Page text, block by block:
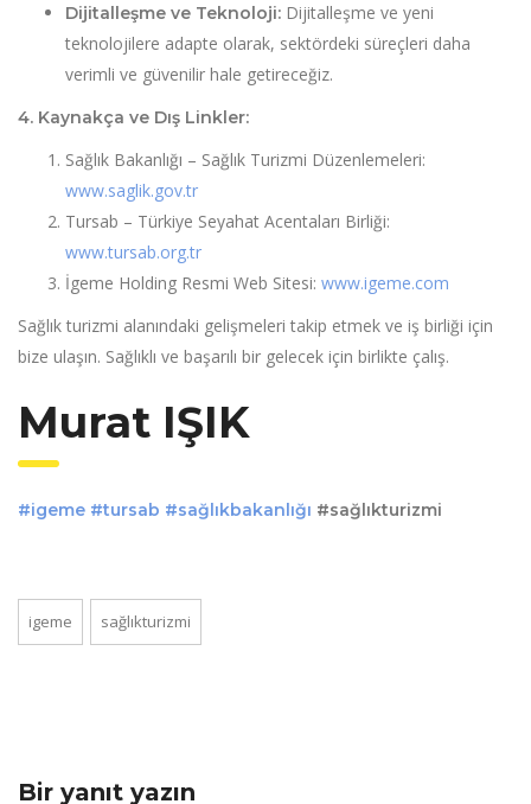
Dijitalleşme ve Teknoloji: Dijitalleşme ve yeni
teknolojilere adapte olarak, sektördeki süreçleri daha
verimli ve güvenilir hale getireceğiz.
4. Kaynakça ve Dış Linkler:
Sağlık Bakanlığı – Sağlık Turizmi Düzenlemeleri:
www.saglik.gov.tr
Tursab – Türkiye Seyahat Acentaları Birliği:
www.tursab.org.tr
İgeme Holding Resmi Web Sitesi: www.igeme.com
Sağlık turizmi alanındaki gelişmeleri takip etmek ve iş birliği için
bize ulaşın. Sağlıklı ve başarılı bir gelecek için birlikte çalış.
Murat IŞIK
#igeme #tursab #sağlıkbakanlığı #sağlıkturizmi
igeme sağlıkturizmi
Bir yanıt yazın